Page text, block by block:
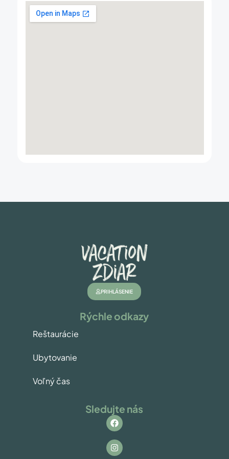
PRIHLÁSENIE
Rýchle odkazy
Reštaurácie
Ubytovanie
Voľný čas
Sledujte nás